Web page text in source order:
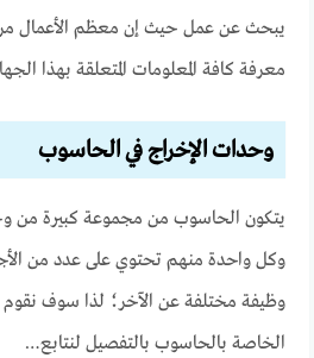
يبحث عن عمل حيث إن معظم الأعمال
معرفة كافة المعلومات المتعلقة بهذا
وحدات الإخراج في الحاسوب
يتكون الحاسوب من مجموعة كبيرة من
وكل واحدة منهم تحتوي على عدد من
وظيفة مختلفة عن الآخر؛ لذا سوف
الخاصة بالحاسوب بالتفصيل لنتابع…